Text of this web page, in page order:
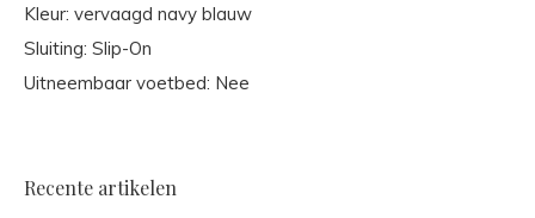
Kleur: vervaagd navy blauw
Sluiting: Slip-On
Uitneembaar voetbed: Nee
Recente artikelen